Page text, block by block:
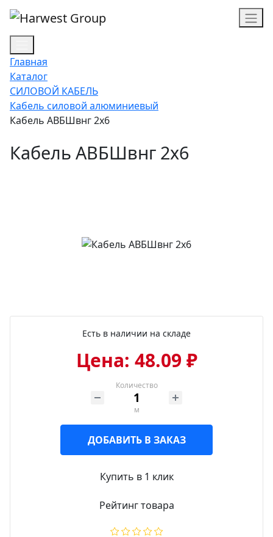
Главная
Каталог
СИЛОВОЙ КАБЕЛЬ
Кабель силовой алюминиевый
Кабель АВБШвнг 2х6
Кабель АВБШвнг 2х6
Есть в наличии на складе
Цена: 48.09 ₽
Количество
м
ДОБАВИТЬ В ЗАКАЗ
Купить в 1 клик
Рейтинг товара